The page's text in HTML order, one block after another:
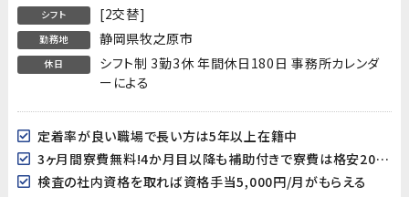
シフト [2交替]
勤務地 静岡県牧之原市
休日
シフト制 3勤3休 年間休日180日 事務所カレンダ
ーによる
定着率が良い職場で長い方は5年以上在籍中
3ヶ月間寮費無料!4か月目以降も補助付きで寮費は格安20,000円♪
検査の社内資格を取れば資格手当5,000円/月がもらえる